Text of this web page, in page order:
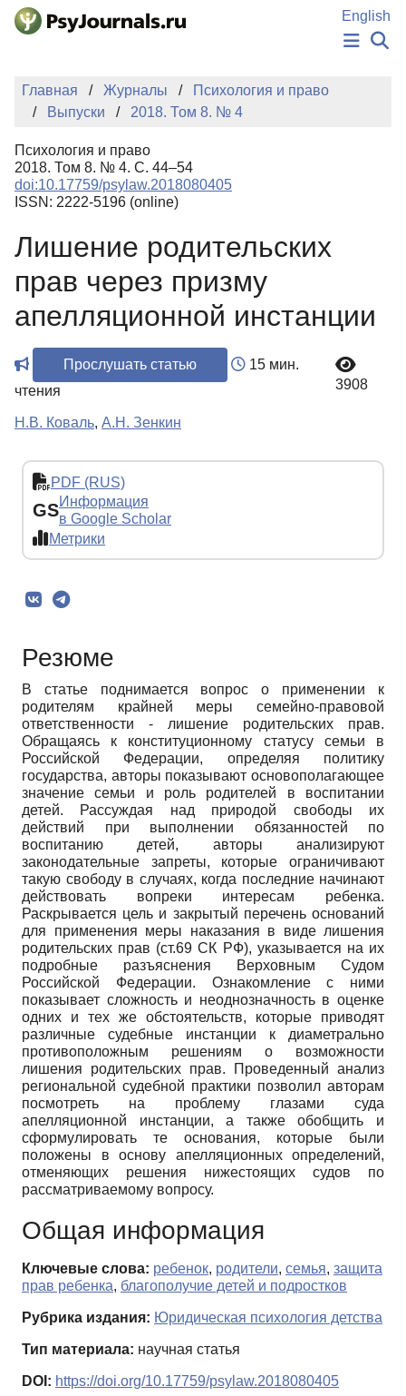
Перейти к основному содержанию
English
НОВОСТИ
ИЗДАНИЯ
ПОДАТЬ РУКОПИСЬ
БАЗА ЗНАНИЙ
КЛЮЧЕВЫЕ СЛОВА
Регистрация
Главная Журналы
Психология и право
Выпуски
2018. Том 8. № 4
Психология и право
2018. Том 8. № 4. С. 44–54
doi:10.17759/psylaw.2018080405
ISSN: 2222-5196 (online)
Лишение родительских
прав через призму
апелляционной инстанции
Прослушать статью
15 мин.
чтения
3908
Н.В. Коваль, А.Н. Зенкин
PDF (RUS)
GSИнформация
в Google Scholar
Метрики
Резюме
В статье поднимается вопрос о применении к
родителям крайней меры семейно-правовой
ответственности - лишение родительских прав.
Обращаясь к конституционному статусу семьи в
Российской Федерации, определяя политику
государства, авторы показывают основополагающее
значение семьи и роль родителей в воспитании
детей. Рассуждая над природой свободы их
действий при выполнении обязанностей по
воспитанию детей, авторы анализируют
законодательные запреты, которые ограничивают
такую свободу в случаях, когда последние начинают
действовать вопреки интересам ребенка.
Раскрывается цель и закрытый перечень оснований
для применения меры наказания в виде лишения
родительских прав (ст.69 СК РФ), указывается на их
подробные разъяснения Верховным Судом
Российской Федерации. Ознакомление с ними
показывает сложность и неоднозначность в оценке
одних и тех же обстоятельств, которые приводят
различные судебные инстанции к диаметрально
противоположным решениям о возможности
лишения родительских прав. Проведенный анализ
региональной судебной практики позволил авторам
посмотреть на проблему глазами суда
апелляционной инстанции, а также обобщить и
сформулировать те основания, которые были
положены в основу апелляционных определений,
отменяющих решения нижестоящих судов по
рассматриваемому вопросу.
Общая информация
Ключевые слова: ребенок, родители, семья, защита
прав ребенка, благополучие детей и подростков
Рубрика издания: Юридическая психология детства
Тип материала: научная статья
DOI: https://doi.org/10.17759/psylaw.2018080405